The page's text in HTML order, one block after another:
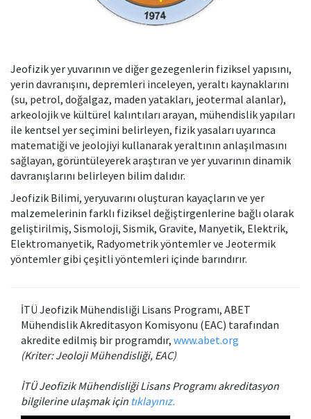
Jeofizik yer yuvarının ve diğer gezegenlerin fiziksel yapısını,
yerin davranışını, depremleri inceleyen, yeraltı kaynaklarını
(su, petrol, doğalgaz, maden yatakları, jeotermal alanlar),
arkeolojik ve kültürel kalıntıları arayan, mühendislik yapıları
ile kentsel yer seçimini belirleyen, fizik yasaları uyarınca
matematiği ve jeolojiyi kullanarak yeraltının anlaşılmasını
sağlayan, görüntüleyerek araştıran ve yer yuvarının dinamik
davranışlarını belirleyen bilim dalıdır.
Jeofizik Bilimi, yeryuvarını oluşturan kayaçların ve yer
malzemelerinin farklı fiziksel değiştirgenlerine bağlı olarak
geliştirilmiş, Sismoloji, Sismik, Gravite, Manyetik, Elektrik,
Elektromanyetik, Radyometrik yöntemler ve Jeotermik
yöntemler gibi çeşitli yöntemleri içinde barındırır.
İTÜ Jeofizik Mühendisliği Lisans Programı, ABET
Mühendislik Akreditasyon Komisyonu (EAC) tarafından
akredite edilmiş bir programdır, www.abet.org
(Kriter: Jeoloji Mühendisliği, EAC)
İTÜ Jeofizik Mühendisliği Lisans Programı akreditasyon
bilgilerine ulaşmak için tıklayınız.